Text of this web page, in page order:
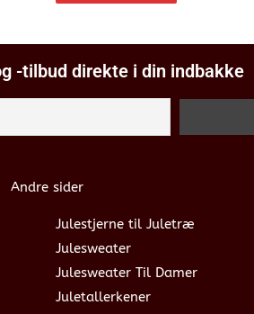
-tilbud direkte i din indbakke
Andre sider
Julestjerne til Juletræ
Julesweater
Julesweater Til Damer
Juletallerkener